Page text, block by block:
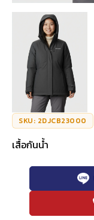
SKU: 2DJCB23000
เสื้อกันน้ำ